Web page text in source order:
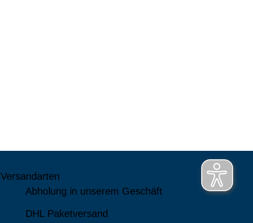
Versandarten
Abholung in unserem Geschäft
DHL Paketversand